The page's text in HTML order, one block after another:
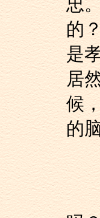
忠
的
是
居
候
的
韦
康